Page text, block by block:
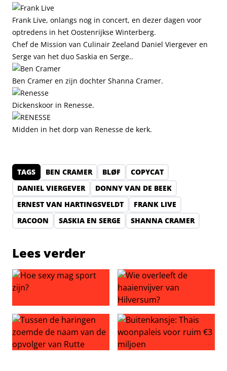
Frank Live, onlangs nog in concert, en dezer dagen voor
optredens in het Oostenrijkse Winterberg.
Chef de Mission van Culinair Zeeland Daniel Viergever en
Serge van het duo Saskia en Serge..
Ben Cramer en zijn dochter Shanna Cramer.
Dickenskoor in Renesse.
Midden in het dorp van Renesse de kerk.
TAGS BEN CRAMER BLØF
COPYCAT
DANIEL VIERGEVER
DONNY VAN DE BEEK
ERNEST VAN HARTINGSVELDT
FRANK LIVE
RACOON
SASKIA EN SERGE SHANNA CRAMER
Lees verder
Hoe sexy mag sport zijn? Wie overleeft de